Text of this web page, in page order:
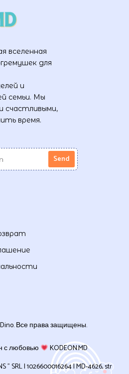
вселенная
для
и
семьи. Мы
счастливыми,
время.
Все права защищены.
с любовью
KODEON.MD
” SRL | 1026600016264 | MD-4626, str